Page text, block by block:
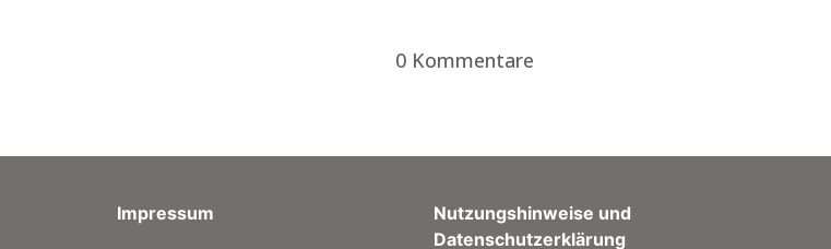
0 Kommentare
Impressum
Nutzungshinweise und
Datenschutzerklärung